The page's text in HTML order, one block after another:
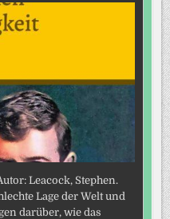
Leacock, Stephen.
Lage der Welt und
darüber, wie das